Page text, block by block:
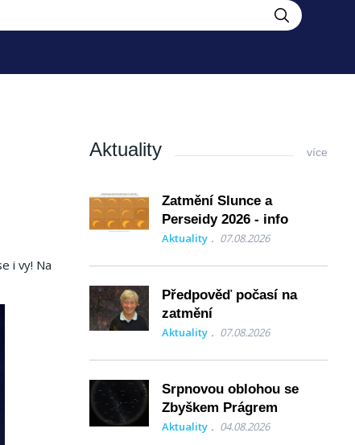
i vy! Na
Aktuality více
Zatmění Slunce a
Perseidy 2026 - info
Aktuality 07.08.2026
Předpověď počasí na
zatmění
Aktuality 07.08.2026
Srpnovou oblohou se
Zbyškem Prágrem
Aktuality 04.08.2026